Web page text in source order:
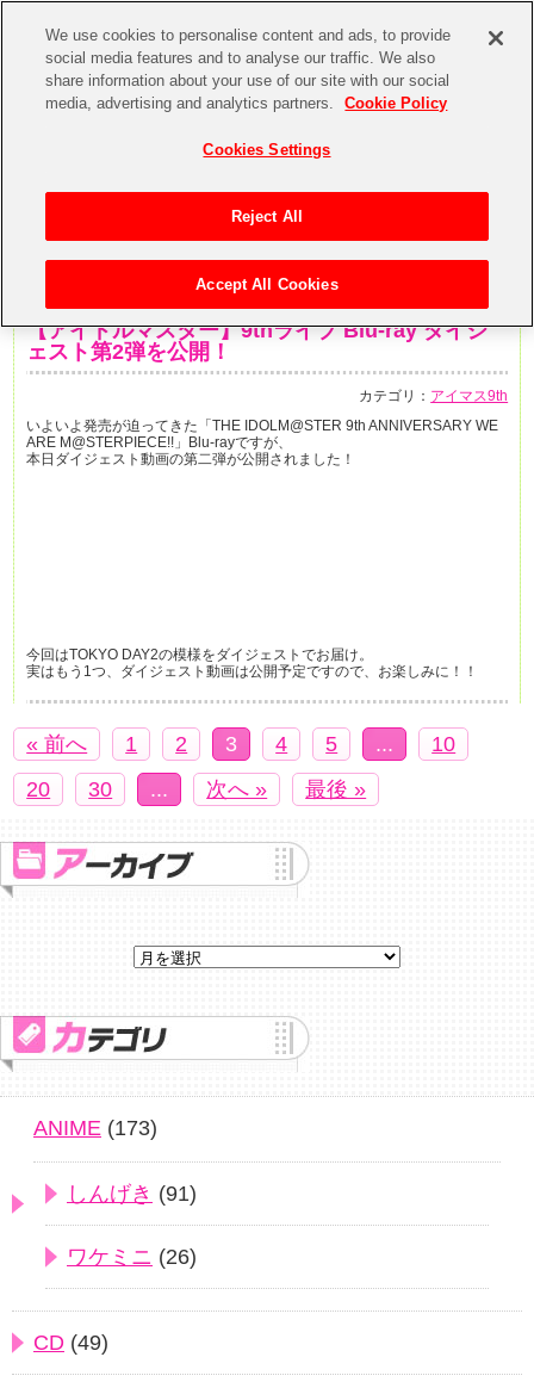
【アイドルマスター】9thライブ Blu-ray ダイジ
ェスト第2弾を公開！
カテゴリ： アイマス9th
いよいよ発売が迫ってきた「THE IDOLM@STER 9th ANNIVERSARY WE
ARE M@STERPIECE!!」Blu-rayですが、
本日ダイジェスト動画の第二弾が公開されました！
今回はTOKYO DAY2の模様をダイジェストでお届け。
実はもう1つ、ダイジェスト動画は公開予定ですので、お楽しみに！！
« 前へ 1 2 3 4 5 ...
10
20
30 ... 次へ » 最後 »
ANIME (173)
しんげき (91)
ワケミニ (26)
CD (49)
We use cookies to personalise content and ads, to provide
social media features and to analyse our traffic. We also
share information about your use of our site with our social
media, advertising and analytics partners.
Cookie Policy
Cookies Settings
Reject All
Accept All Cookies